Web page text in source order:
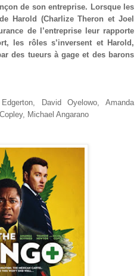
de son entreprise. Lorsque les
Harold (Charlize Theron et Joel
de l’entreprise leur rapporte
les rôles s’inversent et Harold,
des tueurs à gage et des barons
David Oyelowo, Amanda
Michael Angarano